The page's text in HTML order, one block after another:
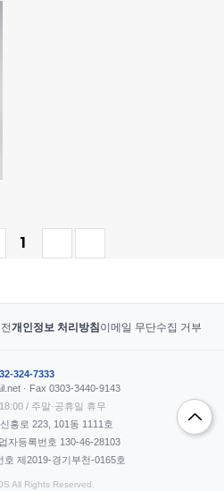
1
개인정보 처리방침 이메일 무단수집 거부
324-7333
· Fax 0303-3440-9143
/ 주말·공휴일 휴무
흥로 223, 101동 1111호
자등록번호 130-46-28103
호 제2019-경기부천-0165호
All Rights Reserved.